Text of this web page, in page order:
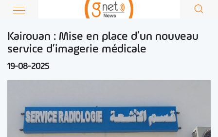
Kairouan : Mise en place d’un nouveau
service d’imagerie médicale
19-08-2025